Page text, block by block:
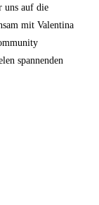
uns auf die
mit Valentina
spannenden